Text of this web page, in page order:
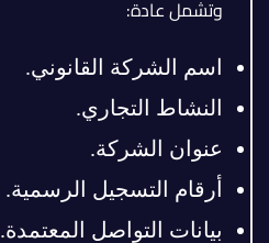
وتشمل عادة:
اسم الشركة القانوني.
النشاط التجاري.
عنوان الشركة.
أرقام التسجيل الرسمية.
بيانات التواصل المعتمدة.